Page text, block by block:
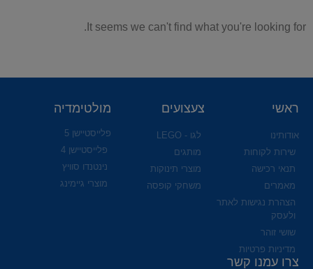
It seems we can't find what you're looking for.
ראשי
אודותינו
שירות לקוחות
תנאי רכישה
מאמרים
הצהרת נגישות לאתר
ולעסק
שושי זוהר
מדיניות פרטיות
צעצועים
לגו - LEGO
מותגים
מוצרי תינוקות
משחקי קופסה
מולטימדיה
פלייסטיישן 5
פלייסטיישן 4
נינטנדו סוויץ
מוצרי גיימינג
צרו עמנו קשר